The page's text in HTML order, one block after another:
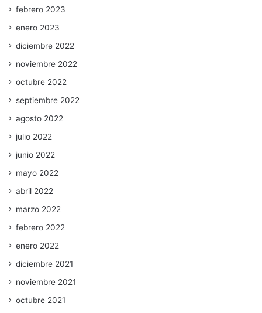
febrero 2023
enero 2023
diciembre 2022
noviembre 2022
octubre 2022
septiembre 2022
agosto 2022
julio 2022
junio 2022
mayo 2022
abril 2022
marzo 2022
febrero 2022
enero 2022
diciembre 2021
noviembre 2021
octubre 2021